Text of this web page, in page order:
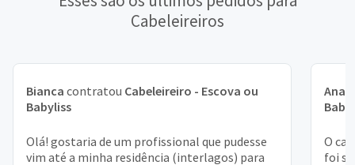
Cabeleireiros
Bianca contratou Cabeleireiro - Escova ou
Babyliss
Olá! gostaria de um profissional que pudesse
vim até a minha residência (interlagos) para
Ana
O
foi